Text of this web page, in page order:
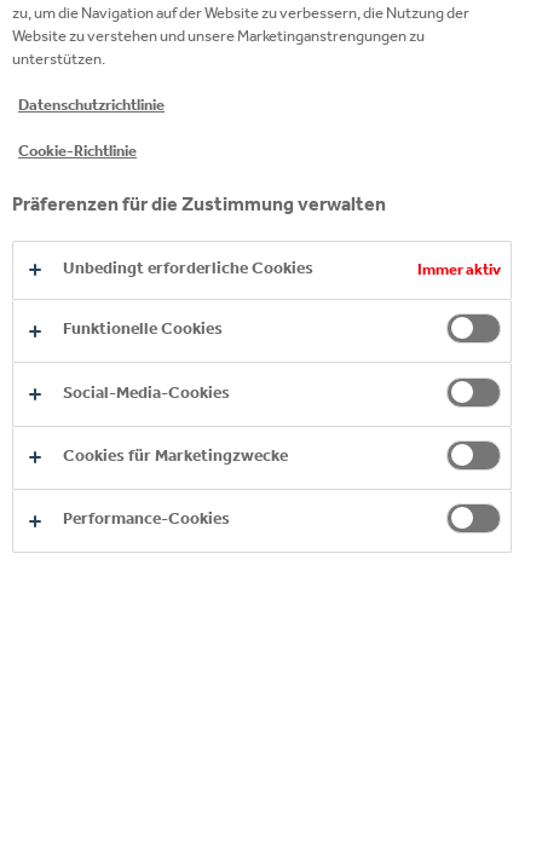
WELCHE ARBEITSZEITMODELLE BIETET
COCA-COLA HBC ÖSTERREICH?
WICHTIGE THEMEN FÜR MICH. WELCHE
ÖSTERREICH IN DIESEM BEREICH UM?
SETZT SICH COCA-COLA HBC SOZIAL
EIN?
OLA HBC FÜR DIE GESUNDHEIT DER M
ITARBEITER:INNEN?
MEHR ENTDECKEN
zu, um die Navigation auf der Website zu verbessern, die Nutzung der
Website zu verstehen und unsere Marketinganstrengungen zu
unterstützen.
Datenschutzrichtlinie
Cookie-Richtlinie
Präferenzen für die Zustimmung verwalten
Unbedingt erforderliche Cookies Immer aktiv
Funktionelle Cookies
Social-Media-Cookies
Cookies für Marketingzwecke
Performance-Cookies